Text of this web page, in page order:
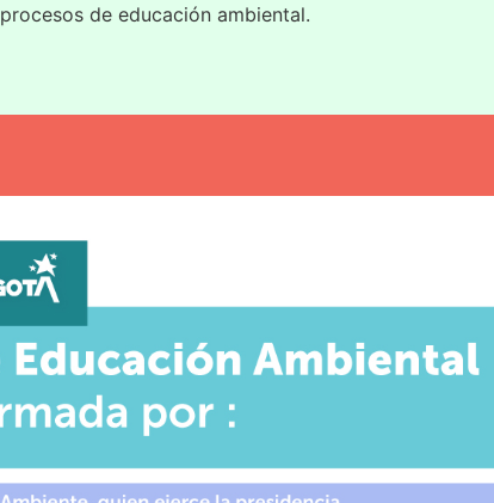
procesos de educación ambiental.